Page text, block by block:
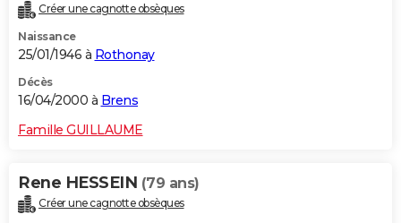
Créer une cagnotte obsèques
Naissance
25/01/1946 à Rothonay
Décès
16/04/2000 à Brens
Famille GUILLAUME
Rene HESSEIN (79 ans)
Créer une cagnotte obsèques